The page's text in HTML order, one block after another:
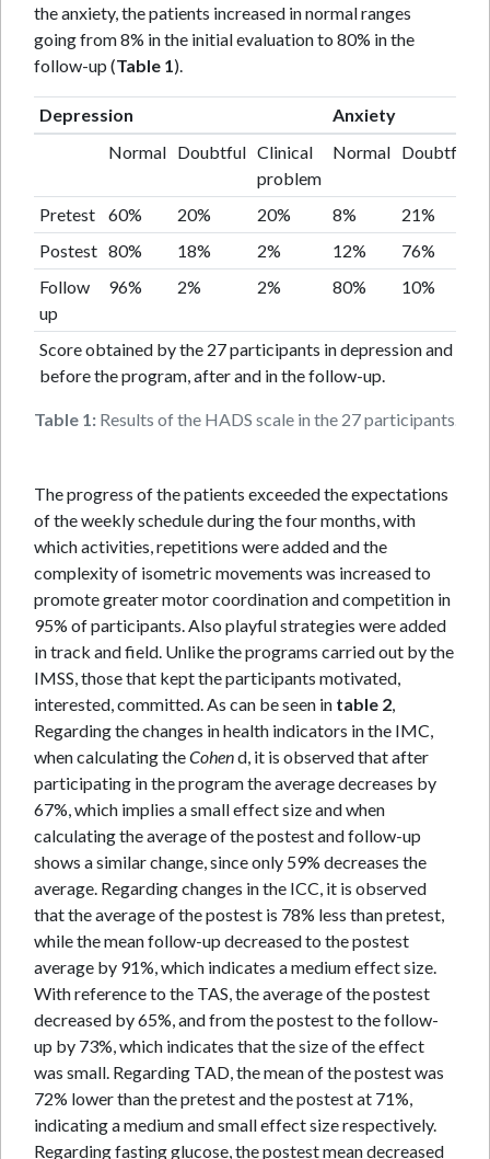
the anxiety, the patients increased in normal ranges
going from 8% in the initial evaluation to 80% in the
follow-up (Table 1).
Table 1: Results of the HADS scale in the 27 participants.
Depression
Anxiety
Normal Doubtful Clinical
problem
Normal Doubtful
Pretest
60% 20% 20% 8% 21%
Postest 80% 18% 2% 12% 76%
Follow
up
96% 2% 2% 80% 10%
Score obtained by the 27 participants in depression and
before the program, after and in the follow-up.
The progress of the patients exceeded the expectations
of the weekly schedule during the four months, with
which activities, repetitions were added and the
complexity of isometric movements was increased to
promote greater motor coordination and competition in
95% of participants. Also playful strategies were added
in track and field. Unlike the programs carried out by the
IMSS, those that kept the participants motivated,
interested, committed. As can be seen in table 2,
Regarding the changes in health indicators in the IMC,
when calculating theCohend, it is observed that after
participating in the program the average decreases by
67%, which implies a small effect size and when
calculating the average of the postest and follow-up
shows a similar change, since only 59% decreases the
average. Regarding changes in the ICC, it is observed
that the average of the postest is 78% less than pretest,
while the mean follow-up decreased to the postest
average by 91%, which indicates a medium effect size.
With reference to the TAS, the average of the postest
decreased by 65%, and from the postest to the follow-
up by 73%, which indicates that the size of the effect
was small. Regarding TAD, the mean of the postest was
72% lower than the pretest and the postest at 71%,
indicating a medium and small effect size respectively.
Regarding fasting glucose, the postest mean decreased